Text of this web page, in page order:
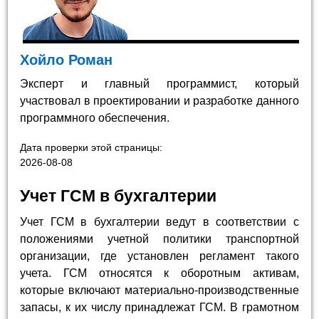
Хойло Роман
Эксперт и главный программист, который
участвовал в проектировании и разработке данного
программного обеспечения.
Дата проверки этой страницы:
2026-08-08
Учет ГСМ в бухгалтерии
Учет ГСМ в бухгалтерии ведут в соответствии с
положениями учетной политики транспортной
организации, где установлен регламент такого
учета. ГСМ относятся к оборотным активам,
которые включают материально-производственные
запасы, к их числу принадлежат ГСМ. В грамотном